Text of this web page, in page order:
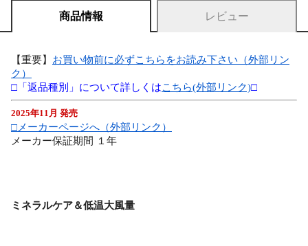
商品情報 レビュー
【重要】 お買い物前に必ずこちらをお読み下さい（外部リン
ク）
□「返品種別」について詳しくはこちら(外部リンク)□
2025年11月 発売
□メーカーページへ（外部リンク）
メーカー保証期間 １年
ミネラルケア＆低温大風量